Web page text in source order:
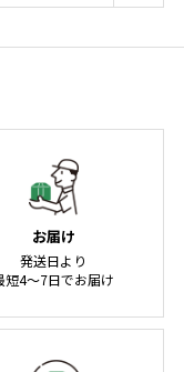
お届け
発送日より
短4～7日でお届け